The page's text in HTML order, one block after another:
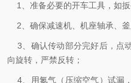
1、准备必要的开车工具，如扳
2、确保减速机、机座轴承、釜
3、确认传动部分完好后，点
向旋转，严禁反转；
4、用氮气（压缩空气）试漏